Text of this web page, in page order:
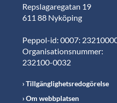
Repslagaregatan 19
611 88 Nyköping
Peppol-id: 0007:
Organisationsnummer:
232100-0032
Tillgänglighetsredogörelse
Om webbplatsen